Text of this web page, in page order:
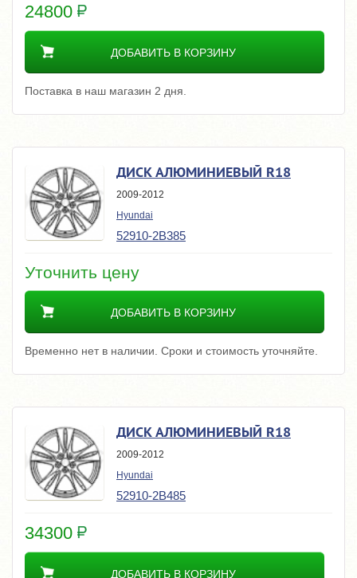
24800
ДОБАВИТЬ В КОРЗИНУ
Поставка в наш магазин 2 дня.
ДИСК АЛЮМИНИЕВЫЙ R18
2009-2012
Hyundai
52910-2B385
Уточнить цену
ДОБАВИТЬ В КОРЗИНУ
Временно нет в наличии. Сроки и стоимость уточняйте.
ДИСК АЛЮМИНИЕВЫЙ R18
2009-2012
Hyundai
52910-2B485
34300
ДОБАВИТЬ В КОРЗИНУ